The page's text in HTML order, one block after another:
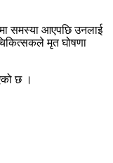
समस्या आएपछि उनलाई
मृत घोषणा
छ ।